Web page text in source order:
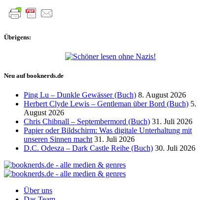
Übrigens:
Neu auf booknerds.de
Ping Lu – Dunkle Gewässer (Buch) 8. August 2026
Herbert Clyde Lewis – Gentleman über Bord (Buch) 5.
August 2026
Chris Chibnall – Septembermord (Buch) 31. Juli 2026
Papier oder Bildschirm: Was digitale Unterhaltung mit
unseren Sinnen macht 31. Juli 2026
D.C. Odesza – Dark Castle Reihe (Buch) 30. Juli 2026
Über uns